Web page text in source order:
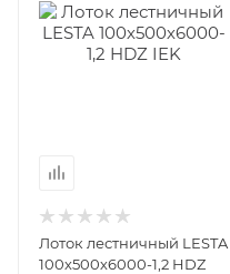
Лоток лестничный LESTA
100х500х6000-1,2 HDZ